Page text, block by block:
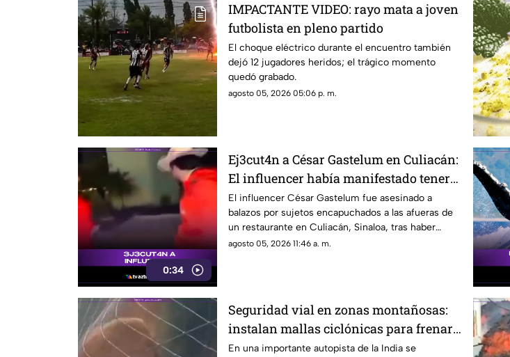
IMPACTANTE VIDEO: rayo mata a joven
futbolista en pleno partido
El choque eléctrico durante el encuentro también
dejó 12 jugadores heridos; el trágico momento
quedó grabado.
agosto 05, 2026 05:06 p. m.
0:34
Ej3cut4n a César Gastelum en Culiacán:
El influencer había manifestado tener
miedo
El influencer César Gastelum fue asesinado a
balazos por sujetos encapuchados a las afueras de
un restaurante en Culiacán, Sinaloa, tras haber
advertido previamente que lo venían siguiendo.
agosto 05, 2026 11:46 a. m.
Seguridad vial en zonas montañosas:
instalan mallas ciclónicas para frenar
caída de rocas
En una importante autopista de la India se